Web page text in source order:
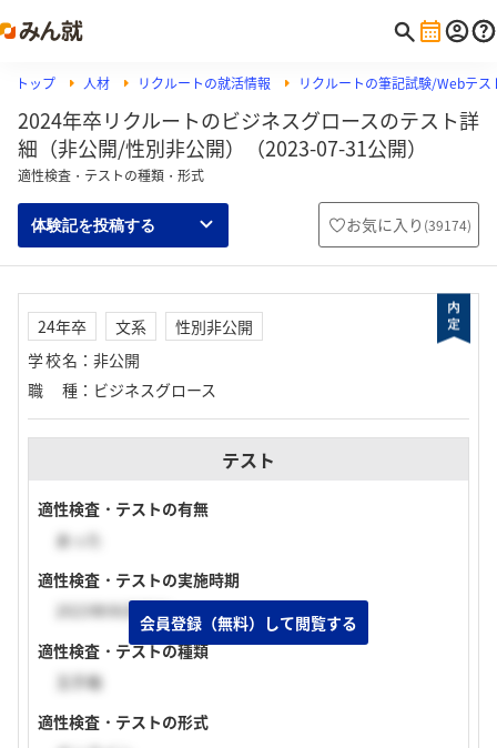
トップ 人材 リクルートの就活情報 リクルートの筆記試験/Webテ
2024年卒リクルートのビジネスグロースのテスト詳
細（非公開/性別非公開）（2023-07-31公開）
適性検査・テストの種類・形式
体験記を投稿する お気に入り (39174)
24年卒 文系
性別非公開
学校名 ： 非公開
職種 ： ビジネスグロース
テスト
適性検査・テストの有無
あった
適性検査・テストの実施時期
2023年06月下旬
適性検査・テストの種類
玉手箱
適性検査・テストの形式
会員登録（無料）して閲覧する